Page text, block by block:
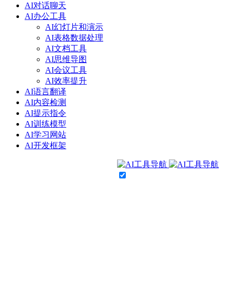
AI对话聊天
AI办公工具
AI幻灯片和演示
AI表格数据处理
AI文档工具
AI思维导图
AI会议工具
AI效率提升
AI语言翻译
AI内容检测
AI提示指令
AI训练模型
AI学习网站
AI开发框架